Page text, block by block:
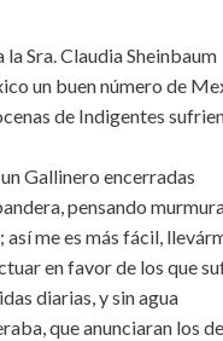
Sra. Claudia Sheinbaum
un buen número de
de Indigentes
Gallinero encerradas
pensando
me es más fácil,
en favor de los que
diarias, y sin agua
que anunciaran los